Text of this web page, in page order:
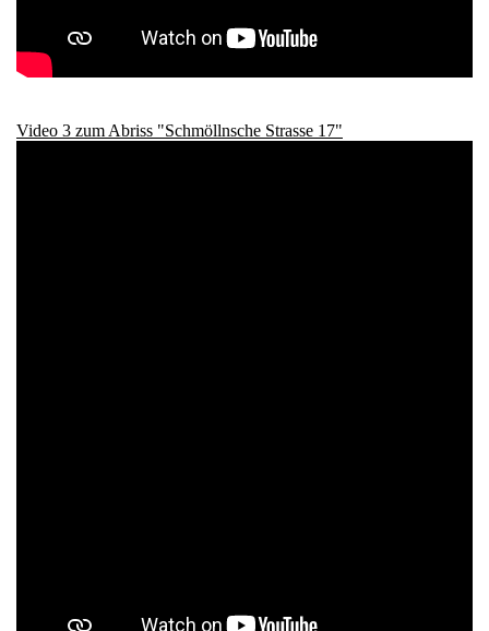
Video 3 zum Abriss "Schmöllnsche Strasse 17"